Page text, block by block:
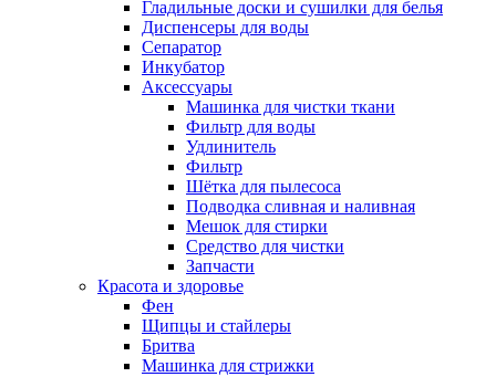
Гладильные доски и сушилки для белья
Диспенсеры для воды
Сепаратор
Инкубатор
Аксессуары
Машинка для чистки ткани
Фильтр для воды
Удлинитель
Фильтр
Шётка для пылесоса
Подводка сливная и наливная
Мешок для стирки
Средство для чистки
Запчасти
Красота и здоровье
Фен
Щипцы и стайлеры
Бритва
Машинка для стрижки